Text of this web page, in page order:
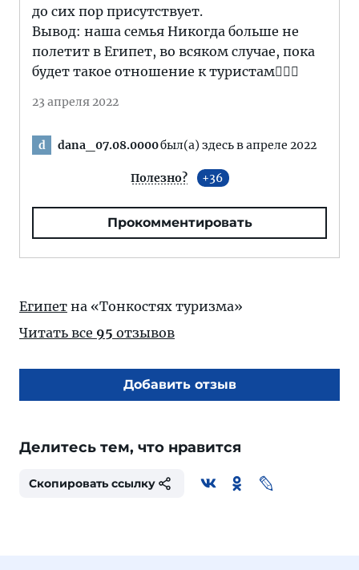
до сих пор присутствует.
Вывод: наша семья Никогда больше не
полетит в Египет, во всяком случае, пока
будет такое отношение к туристам🤦🏻‍♂️
23 апреля 2022
d dana_07.08.0000был(а) здесь в апреле 2022
Полезно? 36
Прокомментировать
Египет на «Тонкостях туризма»
Читать все 95 отзывов
Добавить отзыв
Делитесь тем, что нравится
Скопировать ссылку